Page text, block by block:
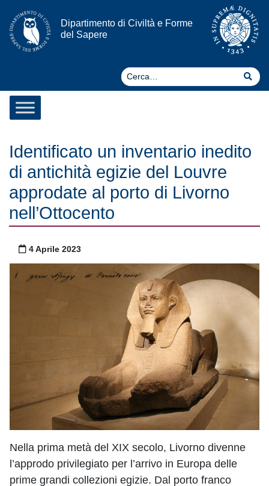
Vai al contenuto
Dipartimento di Civiltà e Forme
del Sapere
Identificato un inventario inedito
di antichità egizie del Louvre
approdate al porto di Livorno
nell’Ottocento
Pubblicato il
4 Aprile 2023
Nella prima metà del XIX secolo, Livorno divenne
l’approdo privilegiato per l’arrivo in Europa delle
prime grandi collezioni egizie. Dal porto franco